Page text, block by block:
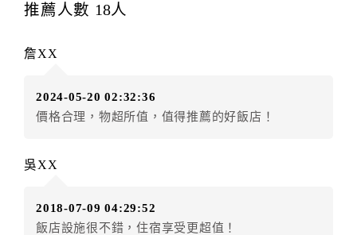
金及服務費），乙方除提供住宿外，尚包括（依預訂專
第四條（入住、退房時間）
甲、乙雙方同意本契約之付款方式依乙方提供方
式。
乙方接受甲方訂房後，甲方入住前，乙方預收取總
第七條（甲方解約時定金之退還）
甲方解約時，應通知乙方，並得要求乙方依下列標
推薦人數 18人
詹XX
2024-05-20 02:32:36
價格合理，物超所值，值得推薦的好飯店！
吳XX
2018-07-09 04:29:52
飯店設施很不錯，住宿享受更超值！